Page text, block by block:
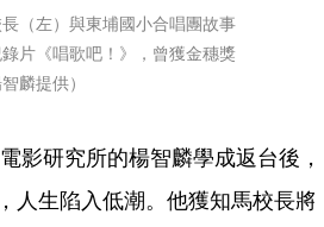
（左）與東埔國小合唱團故事
片《唱歌吧！》，曾獲金穗獎
麟提供）
影研究所的楊智麟學成返台後，
人生陷入低潮。他獲知馬校長將